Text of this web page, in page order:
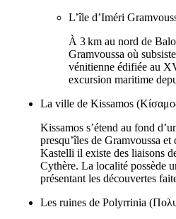
L’île d’Iméri
À 3 km au nord de
Gramvoussa où
vénitienne édifiée au
excursion maritime
La ville de Kissamos (
Kissamos s’étend au fond
presqu’îles de Gramvoussa
Kastelli il existe des liaisons
Cythère. La localité possède
présentant les découvertes
Les ruines de Polyrrinia (